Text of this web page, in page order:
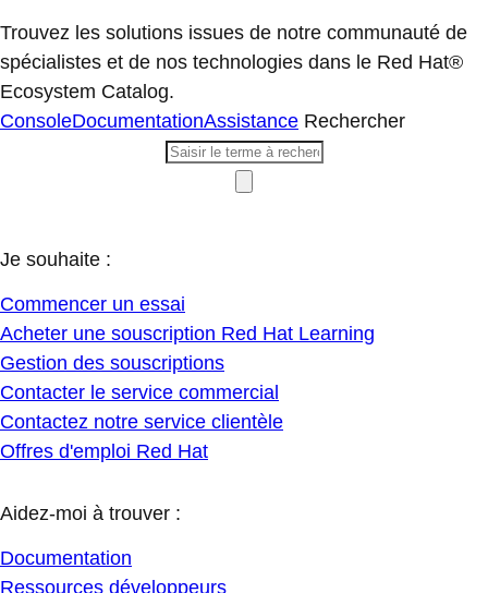
Trouvez les solutions issues de notre communauté de
spécialistes et de nos technologies dans le Red Hat®
Ecosystem Catalog.
ConsoleDocumentationAssistance Rechercher
Je souhaite :
Commencer un essai
Acheter une souscription Red Hat Learning
Gestion des souscriptions
Contacter le service commercial
Contactez notre service clientèle
Offres d'emploi Red Hat
Aidez-moi à trouver :
Documentation
Ressources développeurs